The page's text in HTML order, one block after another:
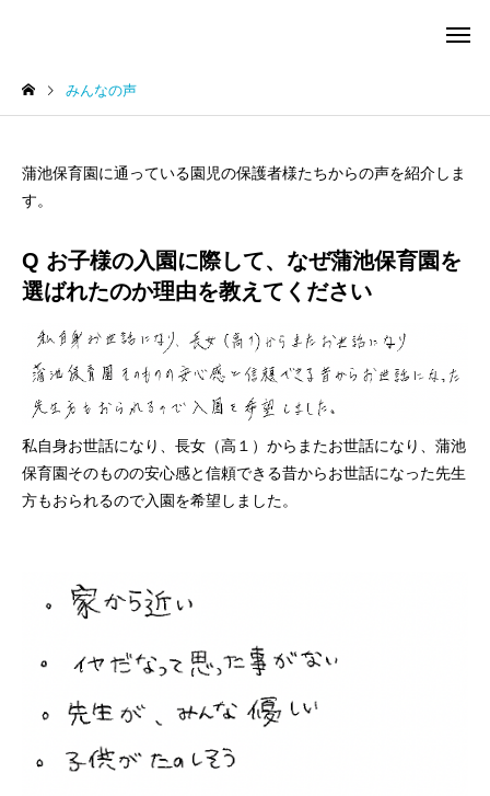
サービスサンプル4 サービスサ
園の行事
蒲池保育園自己評価結果公
開
蒲池保育園重要事項説
みんなの声
蒲池保育園に通っている園児の保護者様たちからの声を紹介しま
す。
Q お子様の入園に際して、なぜ蒲池保育園を
選ばれたのか理由を教えてください
私自身お世話になり、長女（高１）からまたお世話になり、蒲池
保育園そのものの安心感と信頼できる昔からお世話になった先生
方もおられるので入園を希望しました。